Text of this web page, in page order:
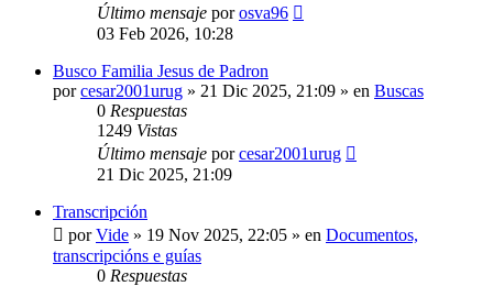
Último mensaje porosva96
03 Feb 2026, 10:28
Busco Familia Jesus de Padron
porcesar2001urug » 21 Dic 2025, 21:09 » en Buscas
0 Respuestas
1249 Vistas
Último mensaje porcesar2001urug
21 Dic 2025, 21:09
Transcripción
porVide » 19 Nov 2025, 22:05 » en Documentos,
transcripcións e guías
0 Respuestas